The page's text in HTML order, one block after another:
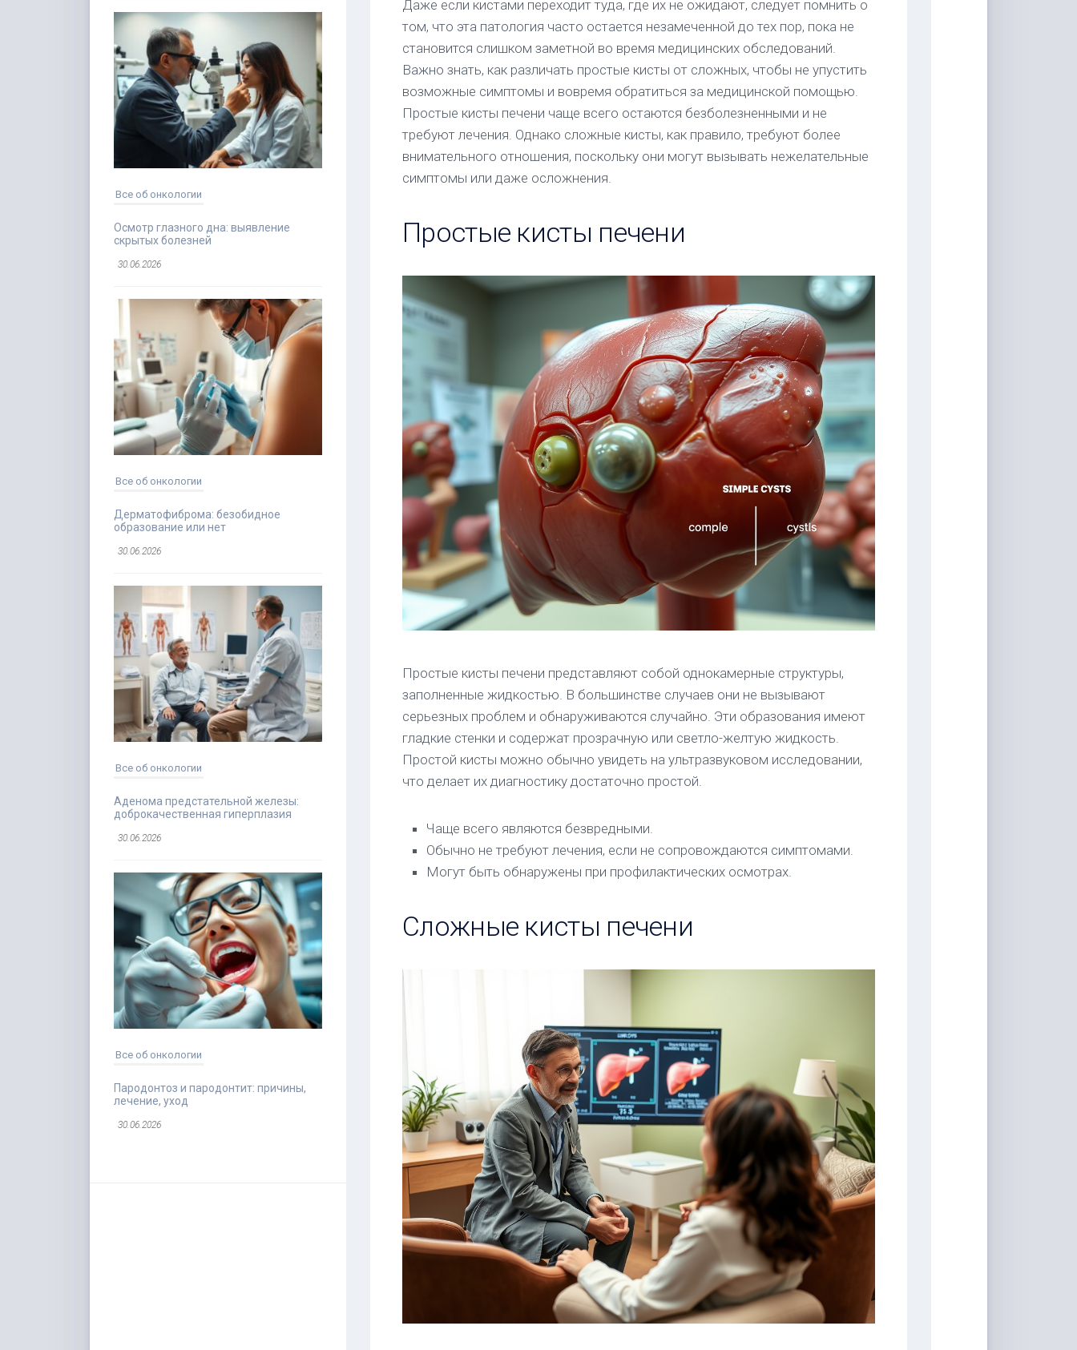
Все об онкологии
Осмотр глазного дна: выявление
скрытых болезней
30.06.2026
Все об онкологии
Дерматофиброма: безобидное
образование или нет
30.06.2026
Все об онкологии
Аденома предстательной железы:
доброкачественная гиперплазия
30.06.2026
Все об онкологии
Пародонтоз и пародонтит: причины,
лечение, уход
30.06.2026
толстой
кишки
Даже если кистами переходит туда, где их не ожидают, следует помнить о
том, что эта патология часто остается незамеченной до тех пор, пока не
становится слишком заметной во время медицинских обследований.
Важно знать, как различать простые кисты от сложных, чтобы не упустить
возможные симптомы и вовремя обратиться за медицинской помощью.
Простые кисты печени чаще всего остаются безболезненными и не
требуют лечения. Однако сложные кисты, как правило, требуют более
внимательного отношения, поскольку они могут вызывать нежелательные
симптомы или даже осложнения.
Простые кисты печени
Простые кисты печени представляют собой однокамерные структуры,
заполненные жидкостью. В большинстве случаев они не вызывают
серьезных проблем и обнаруживаются случайно. Эти образования имеют
гладкие стенки и содержат прозрачную или светло-желтую жидкость.
Простой кисты можно обычно увидеть на ультразвуковом исследовании,
что делает их диагностику достаточно простой.
Чаще всего являются безвредными.
Обычно не требуют лечения, если не сопровождаются симптомами.
Могут быть обнаружены при профилактических осмотрах.
Сложные кисты печени